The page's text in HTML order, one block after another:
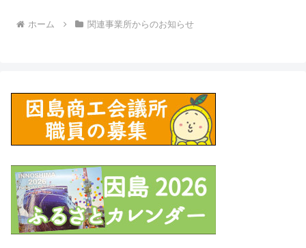
ホーム 関連事業所からのお知らせ